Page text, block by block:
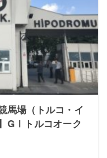
馬場（トルコ・イ
GⅠトルコオーク